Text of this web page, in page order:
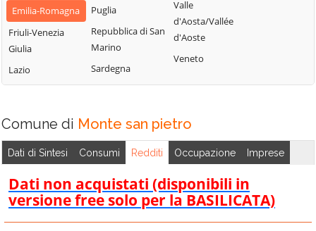
Emilia-Romagna
Friuli-Venezia
Giulia
Lazio
Puglia
Repubblica di San
Marino
Sardegna
Valle
d'Aosta/Vallée
d'Aoste
Veneto
Comune di Monte san pietro
Dati di Sintesi Consumi Redditi Occupazione Imprese
Dati non acquistati (disponibili in
versione free solo per la BASILICATA)